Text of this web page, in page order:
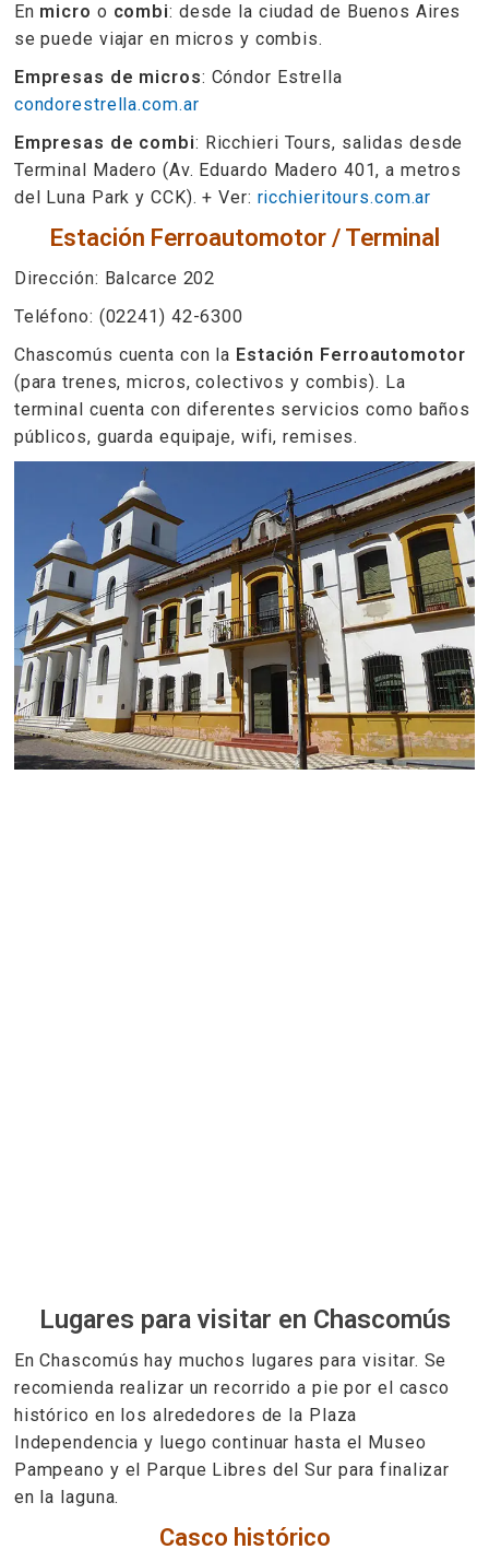
En micro o combi: desde la ciudad de Buenos Aires
se puede viajar en micros y combis.
Empresas de micros: Cóndor Estrella
condorestrella.com.ar
Empresas de combi: Ricchieri Tours, salidas desde
Terminal Madero (Av. Eduardo Madero 401, a metros
del Luna Park y CCK). + Ver: ricchieritours.com.ar
Estación Ferroautomotor / Terminal
Dirección: Balcarce 202
Teléfono: (02241) 42-6300
Chascomús cuenta con la Estación Ferroautomotor
(para trenes, micros, colectivos y combis). La
terminal cuenta con diferentes servicios como baños
públicos, guarda equipaje, wifi, remises.
Lugares para visitar en Chascomús
En Chascomús hay muchos lugares para visitar. Se
recomienda realizar un recorrido a pie por el casco
histórico en los alrededores de la Plaza
Independencia y luego continuar hasta el Museo
Pampeano y el Parque Libres del Sur para finalizar
en la laguna.
Casco histórico